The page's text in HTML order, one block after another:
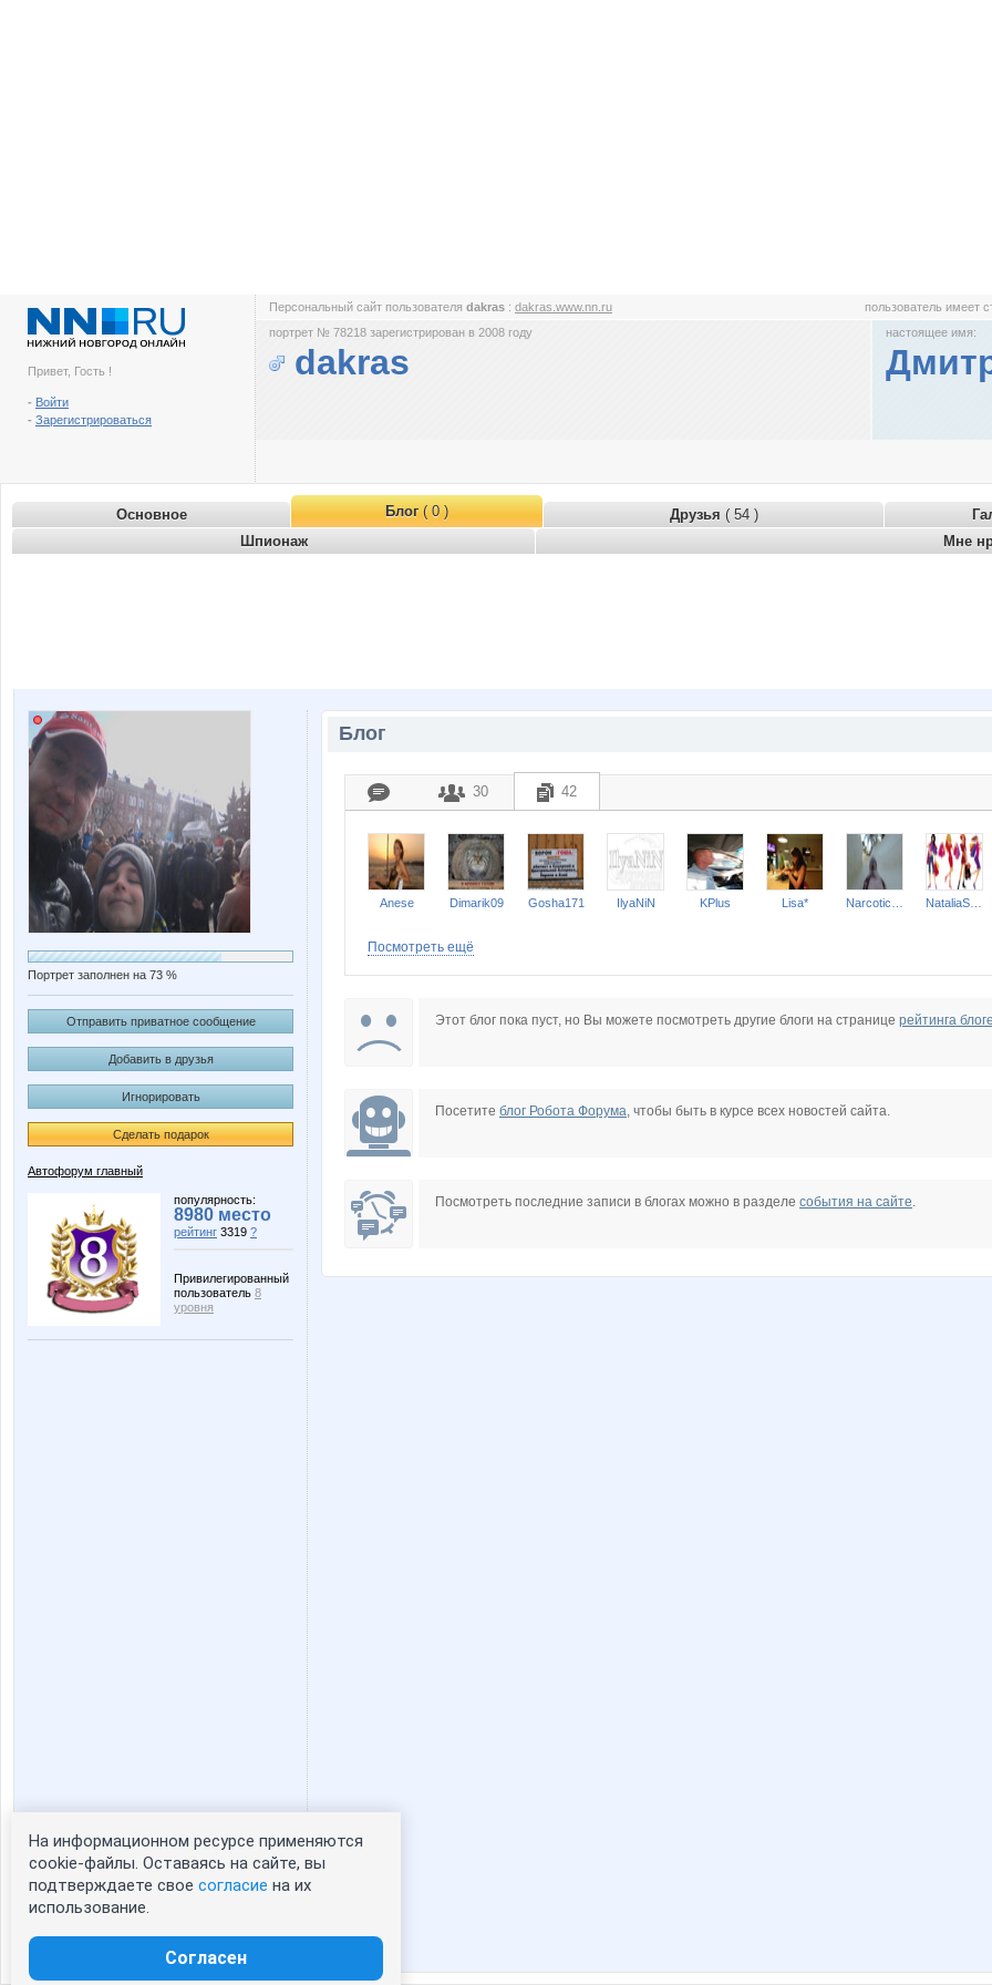
Привет, Гость !
- Войти
- Зарегистрироваться
Персональный сайт пользователя dakras : dakras.www.nn.ru пользователь имеет
портрет № 78218 зарегистрирован в 2008 году
dakras
настоящее имя:
Основное Блог( 0 ) Друзья ( 54 )
Шпионаж
Мне
Портрет заполнен на 73 %
Отправить приватное сообщение
Добавить в друзья
Игнорировать
Сделать подарок
Автофорум главный
популярность:
8980 место
рейтинг 3319 ?
Привилегированный
пользователь 8
уровня
Статистика портрета:
сейчас просматривают портрет - 0
зарегистрированные пользователи
Блог
30 42
Anese Dimarik09 Gosha171 IlyaNiN KPlus Lisa*
Владимир Ясное Солнышко Эриенн
Посмотреть ещё
Этот блог пока пуст, но Вы можете посмотреть другие блоги на странице рейтинга
Посетите блог Робота Форума, чтобы быть в курсе всех новостей сайта.
Посмотреть последние записи в блогах можно в разделе события на сайте.
На информационном ресурсе применяются
cookie-файлы. Оставаясь на сайте, вы
подтверждаете свое согласие на их
использование.
Согласен